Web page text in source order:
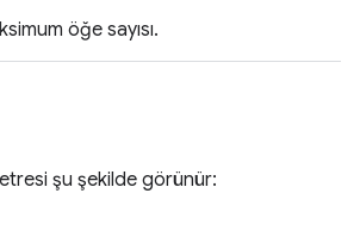
öğe sayısı.
şu şekilde görünür: